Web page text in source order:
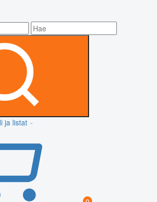
ja listat